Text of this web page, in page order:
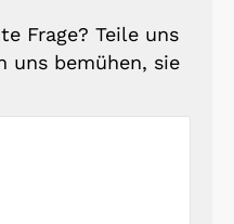
Frage? Teile uns
uns bemühen, sie